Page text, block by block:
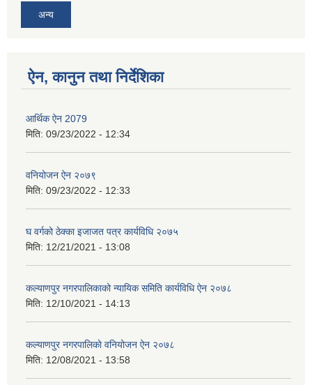
अन्य
ऐन, कानुन तथा निर्देशिका
आर्थिक ऐन 2079
मिति: 09/23/2022 - 12:34
वनियोजन ऐन २०७९
मिति: 09/23/2022 - 12:33
घ वर्गको ठेक्का इजाजत पत्र कार्यविधि २०७५
मिति: 12/21/2021 - 13:08
कल्याणपुर नगरपालिकाको न्यायिक समिति कार्यविधि ऐन २०७८
मिति: 12/10/2021 - 14:13
कल्याणपुर नगरपालिकाे वनियोजन ऐन २०७८
मिति: 12/08/2021 - 13:58